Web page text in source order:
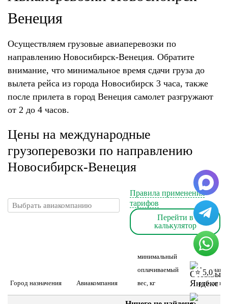
Венеция
Осуществляем грузовые авиаперевозки по
направлению Новосибирск-Венеция. Обратите
внимание, что минимальное время сдачи груза до
вылета рейса из города Новосибирск 3 часа, также
после прилета в город Венеция самолет разгружают
от 2 до 4 часов.
Цены на международные
грузоперевозки по направлению
Новосибирск-Венеция
Правила применения
тарифов
Перейти в
калькулятор
Город назначения Авиакомпания
минимальный
оплачиваемый
вес, кг
руб. за шт.
⭐ 5,0